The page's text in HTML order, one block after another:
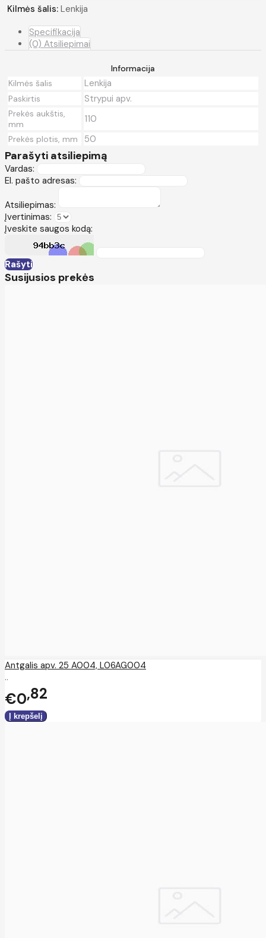
Kilmės šalis: Lenkija
Specifikacija
(0) Atsiliepimai
Informacija
Kilmės šalis
Lenkija
Paskirtis Strypui apv.
Prekės aukštis,
mm
110
Prekės plotis, mm 50
Parašyti atsiliepimą
Vardas:
El. pašto adresas:
Atsiliepimas:
Įvertinimas:
Įveskite saugos kodą:
Rašyti
Susijusios prekės
Antgalis apv. 25 A004, L06AG004
..
€0 82